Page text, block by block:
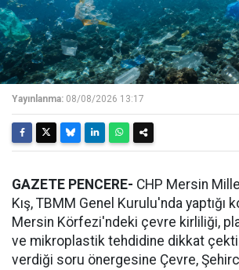
Yayınlanma: 08/08/2026 13:17
GAZETE PENCERE- CHP Mersin
Kış, TBMM Genel Kurulu'nda yaptığı
Mersin Körfezi'ndeki çevre kirliliği,
ve mikroplastik tehdidine dikkat
verdiği soru önergesine Çevre,